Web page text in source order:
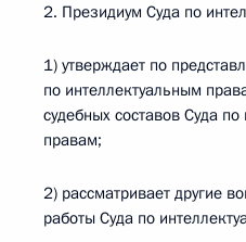
2. Президиум Суда по
1) утверждает по
по интеллектуальным
судебных составов Суда
правам;
2) рассматривает другие
работы Суда по